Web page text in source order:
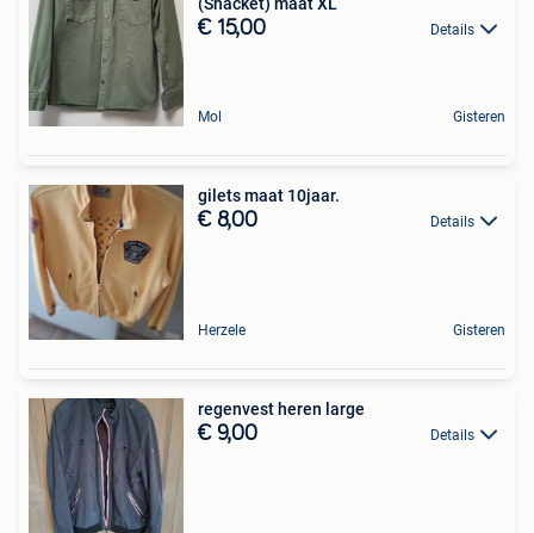
€ 15,00 Details
Mol Gisteren
gilets maat 10jaar.
€ 8,00 Details
Herzele Gisteren
regenvest heren large
€ 9,00 Details